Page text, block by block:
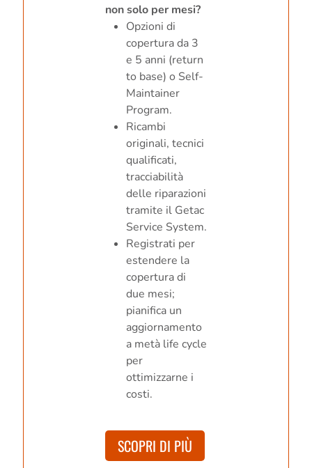
non solo per mesi?
Opzioni di
copertura da 3
e 5 anni (return
to base) o Self-
Maintainer
Program.
Ricambi
originali, tecnici
qualificati,
tracciabilità
delle riparazioni
tramite il Getac
Service System.
Registrati per
estendere la
copertura di
due mesi;
pianifica un
aggiornamento
a metà life cycle
per
ottimizzarne i
costi.
SCOPRI DI PIÙ